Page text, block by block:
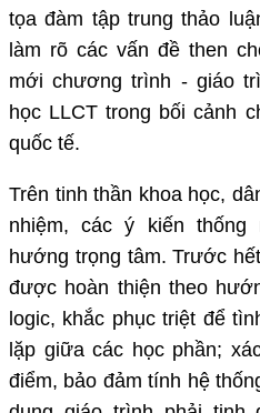
tọa đàm tập trung thảo
làm rõ các vấn đề then
mới chương trình - giáo
học LLCT trong bối cảnh
quốc tế.
Trên tinh thần khoa học,
nhiệm, các ý kiến
hướng trọng tâm. Trước
được hoàn thiện theo
logic, khắc phục triệt để
lặp giữa các học phần;
điểm, bảo đảm tính hệ